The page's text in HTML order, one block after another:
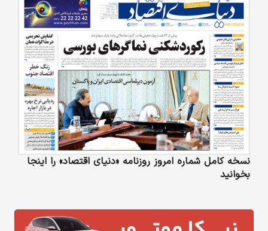
نسخه کامل شماره امروز روزنامه «دنیای‌ اقتصاد» را اینجا
بخوانید